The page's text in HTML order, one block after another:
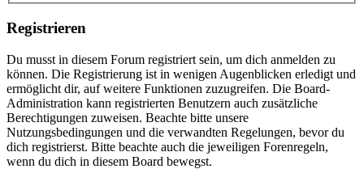
Registrieren
Du musst in diesem Forum registriert sein, um dich anmelden zu
können. Die Registrierung ist in wenigen Augenblicken erledigt und
ermöglicht dir, auf weitere Funktionen zuzugreifen. Die Board-
Administration kann registrierten Benutzern auch zusätzliche
Berechtigungen zuweisen. Beachte bitte unsere
Nutzungsbedingungen und die verwandten Regelungen, bevor du
dich registrierst. Bitte beachte auch die jeweiligen Forenregeln,
wenn du dich in diesem Board bewegst.